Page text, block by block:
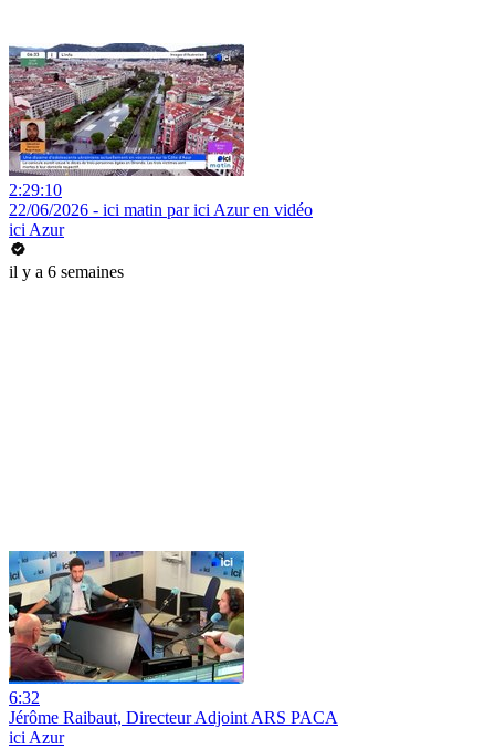
2:29:10
22/06/2026 - ici matin par ici Azur en vidéo
ici Azur
il y a 6 semaines
6:32
Jérôme Raibaut, Directeur Adjoint ARS PACA
ici Azur